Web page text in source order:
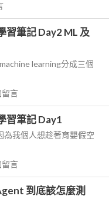
習筆記 Day2 ML 及
learning分成三個
留言
習筆記 Day1
為我個人想趁著育嬰假空
留言
到底該怎麼測